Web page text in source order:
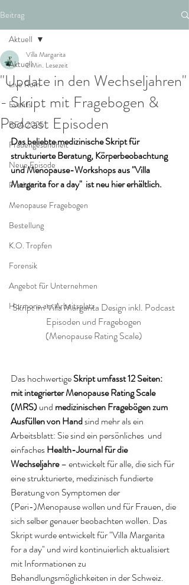
Beitrag
Aktuell
Live Rom
Events
BEA 2025
Frauengesundheit
Neue Episode
Produkt
Menopause Fragebogen
Bestellung
K.O. Tropfen
Forensik
Angebot für Unternehmen
Hormone am Arbeitsplatz
Aktuell
"Update in den Wechseljahren"
- Skript mit Fragebogen &
Podcast Episoden
Villa Margarita
2 Min. Lesezeit
Das beliebte medizinische Skript für
strukturierte Beratung, Körperbeobachtung
und Menopause-Workshops aus "Villa
Margarita for a day"  ist neu hier erhältlich.
Skript im Villa Margarita Design inkl. Podcast
Episoden und Fragebogen
(Menopause Rating Scale)
Das hochwertige Skript umfasst 12 Seiten:
mit integrierter Menopause Rating Scale
(MRS) und medizinischen Fragebögen zum
Ausfüllen von Hand sind mehr als ein
Arbeitsblatt: Sie sind ein persönliches  und
einfaches Health-Journal für die
Wechseljahre – entwickelt für alle, die sich für
eine strukturierte, medizinisch fundierte
Beratung von Symptomen der
(Peri-)Menopause wollen und für Frauen, die
sich selber genauer beobachten wollen. Das
Skript wurde entwickelt für "Villa Margarita
for a day" und wird kontinuierlich aktualisiert
mit Informationen zu
Behandlungsmöglichkeiten in der Schweiz.